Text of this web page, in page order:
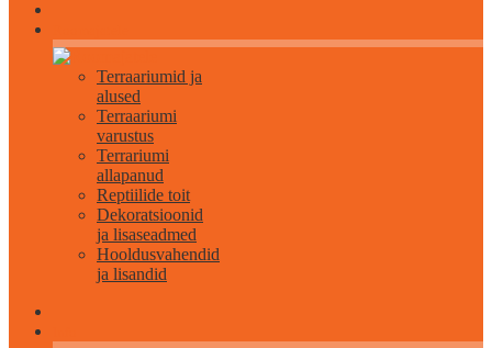
Terraariumid ja
alused
Terraariumi
varustus
Terrariumi
allapanud
Reptiilide toit
Dekoratsioonid
ja lisaseadmed
Hooldusvahendid
ja lisandid